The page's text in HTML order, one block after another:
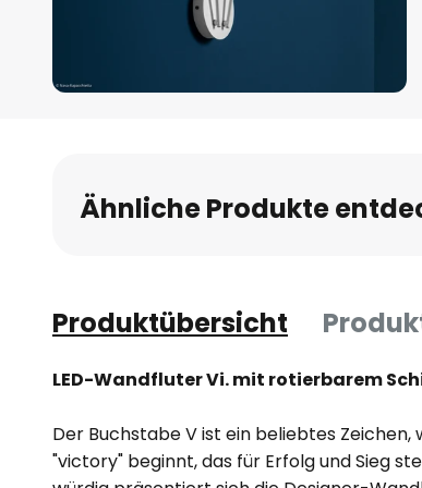
Bildgalerie
springen
Ähnliche Produkte
Produktübersicht
LED-Wandfluter Vi. mit rotierbarem
Der Buchstabe V ist ein beliebtes
"victory" beginnt, das für Erfolg und Sieg